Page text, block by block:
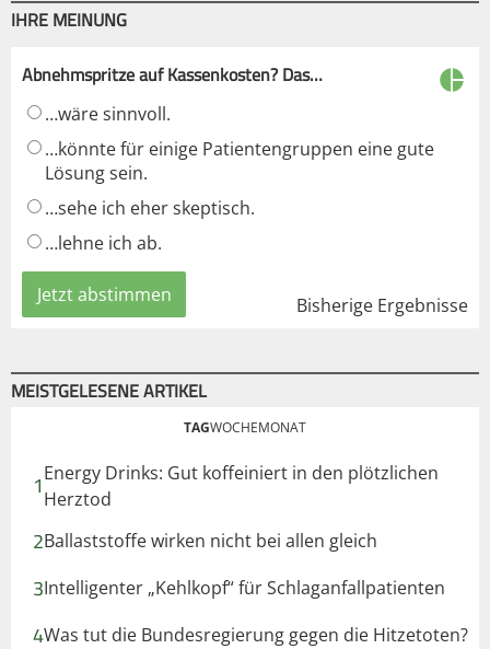
IHRE MEINUNG
Abnehmspritze auf Kassenkosten? Das…
…wäre sinnvoll.
…könnte für einige Patientengruppen eine gute
Lösung sein.
…sehe ich eher skeptisch.
…lehne ich ab.
Jetzt abstimmen Bisherige Ergebnisse
MEISTGELESENE ARTIKEL
TAGWOCHEMONAT
1Energy Drinks: Gut koffeiniert in den plötzlichen
Herztod
2Ballaststoffe wirken nicht bei allen gleich
3Intelligenter „Kehlkopf“ für Schlaganfallpatienten
4Was tut die Bundesregierung gegen die Hitzetoten?